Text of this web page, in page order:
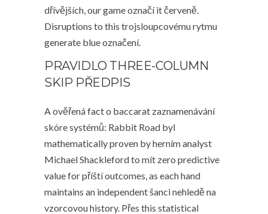
dřívějších, our game označí it červeně.
Disruptions to this trojsloupcovému rytmu
generate blue označení.
PRAVIDLO THREE-COLUMN
SKIP PŘEDPIS
A ověřená fact o baccarat zaznamenávání
skóre systémů: Rabbit Road byl
mathematically proven by herním analyst
Michael Shackleford to mít zero predictive
value for příští outcomes, as each hand
maintains an independent šanci nehledě na
vzorcovou history. Přes this statistical